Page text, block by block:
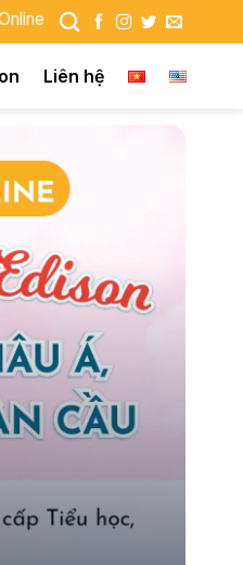
Liên hệ